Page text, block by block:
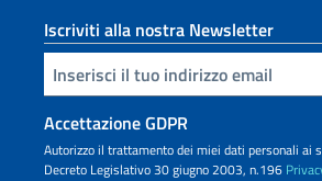
Iscriviti alla nostra Newsletter
Inserisci la tua email
Accettazione GDPR
Autorizzo il trattamento dei miei dati personali ai
Decreto Legislativo 30 giugno 2003, n.196